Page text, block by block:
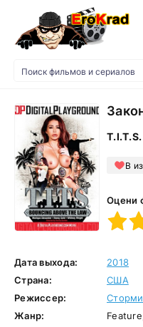
В
Оцени
1
2 3 5
Дата выхода:
2018
Страна:
США
Режиссер:
Жанр: